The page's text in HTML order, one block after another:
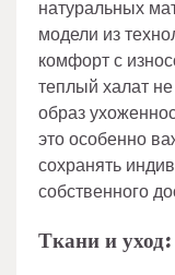
натуральных
модели из
комфорт с
теплый халат не
образ
это особенно
сохранять
собственного
Ткани и